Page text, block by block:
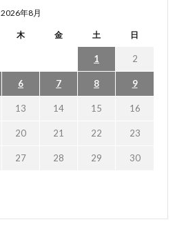
2026年8月
木 金 土 日
1 2
6 7 8 9
13 14 15 16
20 21 22 23
27 28 29 30